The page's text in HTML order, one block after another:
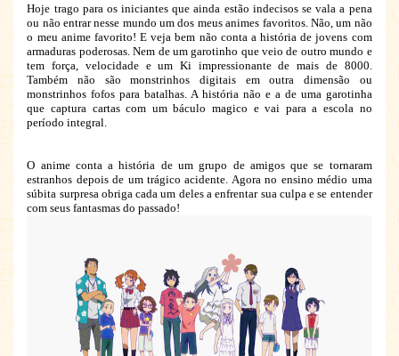
Hoje trago para os iniciantes que ainda estão indecisos se vala a pena
ou não entrar nesse mundo um dos meus animes favoritos. Não, um não
o meu anime favorito! E veja bem não conta a história de jovens com
armaduras poderosas. Nem de um garotinho que veio de outro mundo e
tem força, velocidade e um Ki impressionante de mais de 8000.
Também não são monstrinhos digitais em outra dimensão ou
monstrinhos fofos para batalhas. A história não e a de uma garotinha
que captura cartas com um báculo magico e vai para a escola no
período integral.
O anime conta a história de um grupo de amigos que se tornaram
estranhos depois de um trágico acidente. Agora no ensino médio uma
súbita surpresa obriga cada um deles a enfrentar sua culpa e se entender
com seus fantasmas do passado!